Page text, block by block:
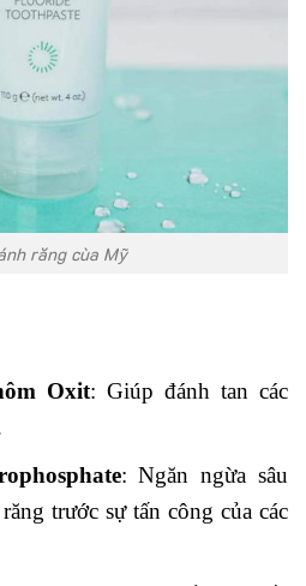
răng cùa Mỹ
Oxit: Giúp đánh tan các
: Ngăn ngừa sâu
trước sự tấn công của các